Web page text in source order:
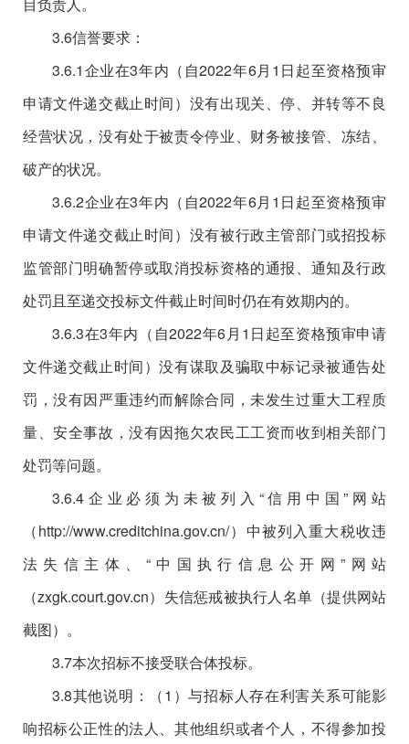
3.6信誉要求：
3.6.1企业在3年内（自2022年6月 1日起至资格预审
申请文件递交截止时间）没有出现关、停、并转等不良
经营状况，没有处于被责令停业、财务被接管、冻结、
破产的状况。
3.6.2企业在3年内（自2022年6月 1日起至资格预审
申请文件递交截止时间）没有被行政主管部门或招投标
监管部门明确暂停或取消投标资格的通报、通知及行政
处罚且至递交投标文件截止时间时仍在有效期内的。
3.6.3在3年内（自2022年6月 1日起至资格预审申请
文件递交截止时间）没有谋取及骗取中标记录被通告处
罚，没有因严重违约而解除合同，未发生过重大工程质
量、安全事故，没有因拖欠农民工工资而收到相关部门
处罚等问题。
3.6.4企业必须为未被列入“信用中国”网站
（http://www.creditchina.gov.cn/）中被列入重大税收违
法失信主体、“中国执行信息公开网”网站
（zxgk.court.gov.cn）失信惩戒被执行人名单（提供网站
截图）。
3.7本次招标不接受联合体投标。
3.8其他说明：（1）与招标人存在利害关系可能影
响招标公正性的法人、其他组织或者个人，不得参加投